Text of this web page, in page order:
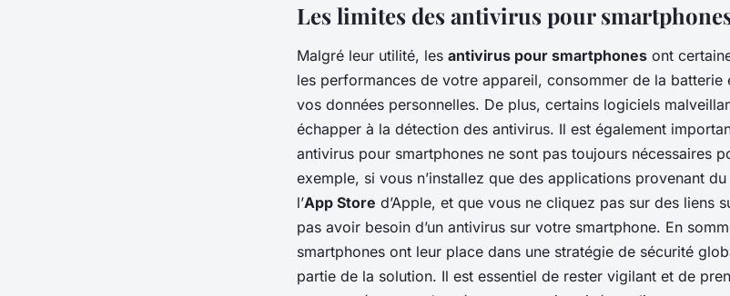
Les limites des antivirus pour
Malgré leur utilité, les antivirus pour smartphones ont
les performances de votre appareil, consommer de la
vos données personnelles. De plus, certains logiciels
échapper à la détection des antivirus. Il est également
antivirus pour smartphones ne sont pas toujours nécessaires
exemple, si vous n’installez que des applications provenant du
l’App Store d’Apple, et que vous ne cliquez pas sur des liens
pas avoir besoin d’un antivirus sur votre smartphone. En
smartphones ont leur place dans une stratégie de sécurité
partie de la solution. Il est essentiel de rester vigilant et de